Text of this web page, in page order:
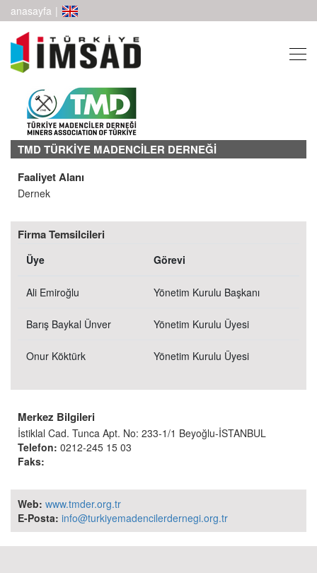
anasayfa |
TMD TÜRKİYE MADENCİLER DERNEĞİ
Faaliyet Alanı
Dernek
Firma Temsilcileri
Üye Görevi
Ali Emiroğlu Yönetim Kurulu Başkanı
Barış Baykal Ünver Yönetim Kurulu Üyesi
Onur Köktürk Yönetim Kurulu Üyesi
Merkez Bilgileri
İstiklal Cad. Tunca Apt. No: 233-1/1 Beyoğlu-İSTANBUL
Telefon: 0212-245 15 03
Faks:
Web: www.tmder.org.tr
E-Posta: info@turkiyemadencilerdernegi.org.tr